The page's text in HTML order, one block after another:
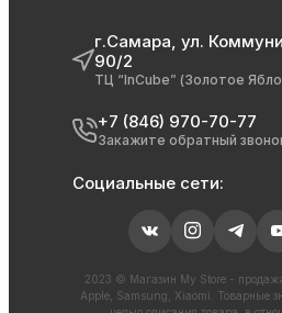
г.Самара, ул.
90/2
ТЦ “InCube” (Золотое
+7 (846) 970-70-77
Закажите обратный
Социальные сети:
2023 © Магазин My Store -
Apple, Samsung, Xiaomi. Товарные